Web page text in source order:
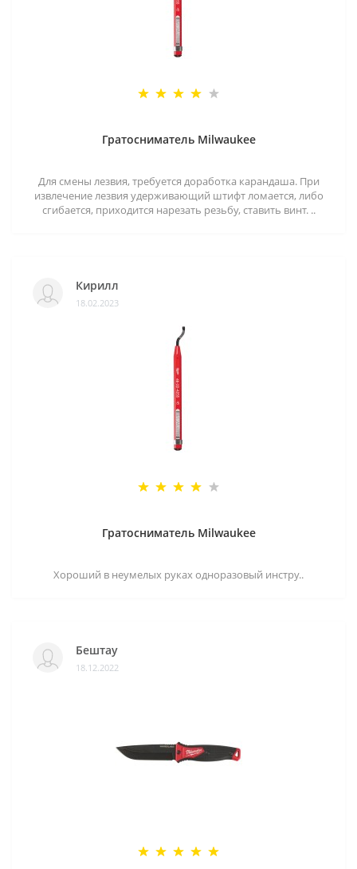
Гратосниматель Milwaukee
Для смены лезвия, требуется доработка карандаша. При
извлечение лезвия удерживающий штифт ломается, либо
сгибается, приходится нарезать резьбу, ставить винт. ..
Кирилл
18.02.2023
Гратосниматель Milwaukee
Хороший в неумелых руках одноразовый инстру..
Бештау
18.12.2022